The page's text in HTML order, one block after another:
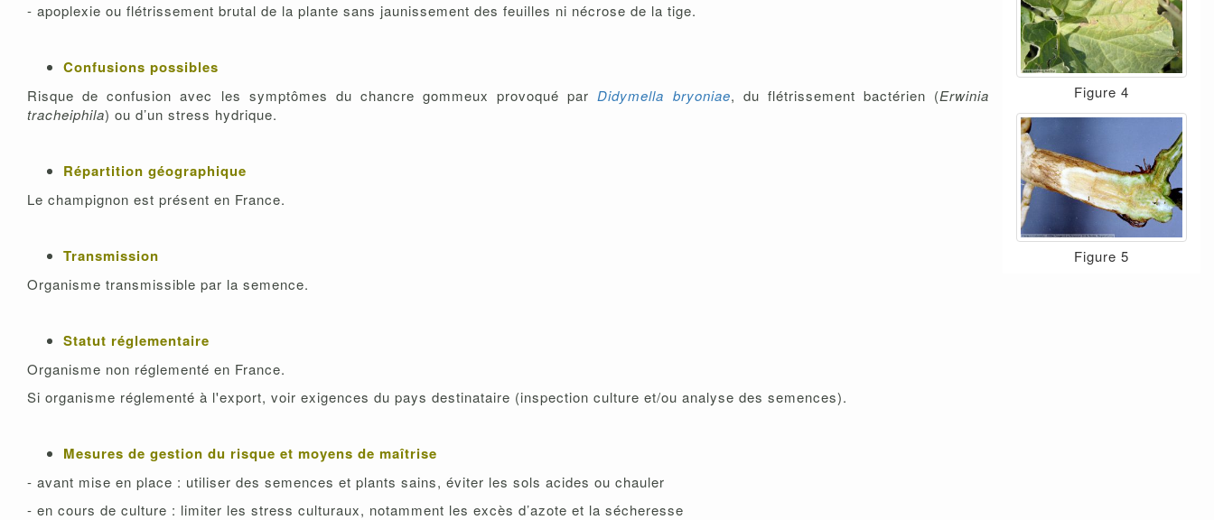
- apoplexie ou flétrissement brutal de la plante sans jaunissement des feuilles ni nécrose de la tige.
Confusions possibles
Risque de confusion avec les symptômes du chancre gommeux provoqué par Didymella bryoniae, du flétrissement bactérien (Erwinia
tracheiphila) ou d’un stress hydrique.
Répartition géographique
Le champignon est présent en France.
Transmission
Organisme transmissible par la semence.
Statut réglementaire
Organisme non réglementé en France.
Si organisme réglementé à l'export, voir exigences du pays destinataire (inspection culture et/ou analyse des semences).
Mesures de gestion du risque et moyens de maîtrise
- avant mise en place : utiliser des semences et plants sains, éviter les sols acides ou chauler
- en cours de culture : limiter les stress culturaux, notamment les excès d’azote et la sécheresse
Figure 4
Figure 5